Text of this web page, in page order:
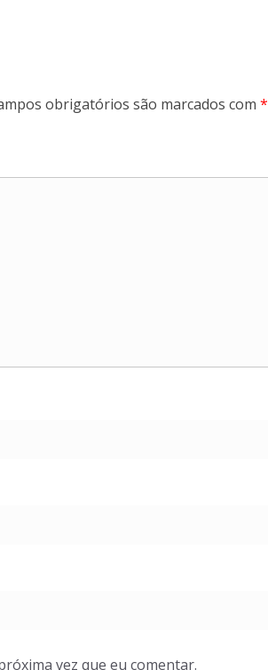
obrigatórios são marcados com *
vez que eu comentar.